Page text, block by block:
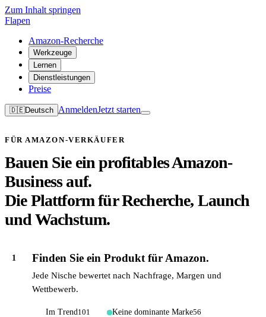
Zum Inhalt springen
Flapen
Amazon-Recherche
Werkzeuge
Lernen
Dienstleistungen
Preise
🇩🇪Deutsch AnmeldenJetzt starten
FÜR AMAZON-VERKÄUFER
Bauen Sie ein profitables Amazon-
Business auf.
Die Plattform für Recherche, Launch
und Wachstum.
1 Finden Sie ein Produkt für Amazon.
Jede Nische bewertet nach Nachfrage, Margen und
Wettbewerb.
Im Trend101 Keine dominante Marke56